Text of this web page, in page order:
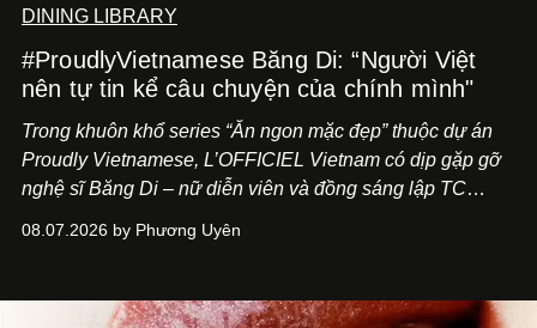
DINING LIBRARY
#ProudlyVietnamese Băng Di: “Người Việt
nên tự tin kể câu chuyện của chính mình"
Trong khuôn khổ series “Ăn ngon mặc đẹp” thuộc dự án
Proudly Vietnamese, L’OFFICIEL Vietnam có dịp gặp gỡ
nghệ sĩ Băng Di – nữ diễn viên và đồng sáng lập TC
Kitchen Bar và SALEM tại TP.HCM.
08.07.2026 by Phương Uyên